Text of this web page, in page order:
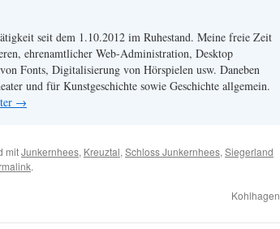
seit dem 1.10.2012 im Ruhestand. Meine freie Zeit
ehrenamtlicher Web-Administration, Desktop
Fonts, Digitalisierung von Hörspielen usw. Daneben
und für Kunstgeschichte sowie Geschichte allgemein.
→
mitJunkernhees, Kreuztal, Schloss Junkernhees, Siegerland
.
Kohlhagen